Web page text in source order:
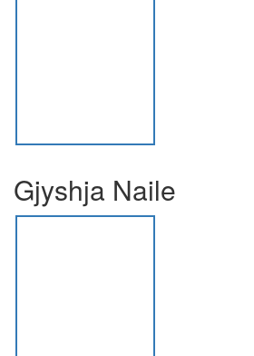
Gjyshja Naile